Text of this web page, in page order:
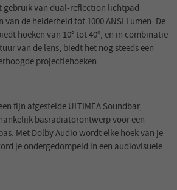
gebruik van dual-reflection lichtpad
de helderheid tot 1000 ANSI Lumen. De
hoeken van 10° tot 40°, en in combinatie
van de lens, biedt het nog steeds een
projectiehoeken.
fijn afgestelde ULTIMEA Soundbar,
basradiatorontwerp voor een
Met Dolby Audio wordt elke hoek van je
je ondergedompeld in een audiovisuele